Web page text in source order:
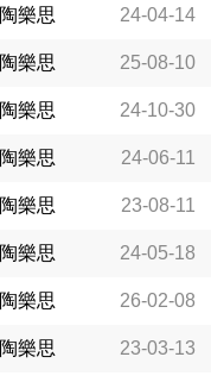
陶樂思 24-04-14
陶樂思 25-08-10
陶樂思 24-10-30
陶樂思 24-06-11
陶樂思 23-08-11
陶樂思 24-05-18
陶樂思 26-02-08
陶樂思 23-03-13